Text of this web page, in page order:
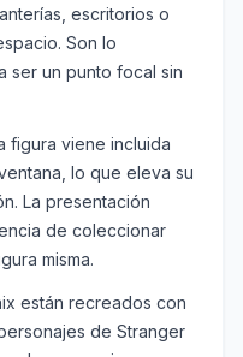
escritorios o
Son lo
ser un punto focal sin
figura viene incluida
lo que eleva su
La presentación
de coleccionar
misma.
están recreados con
de Stranger